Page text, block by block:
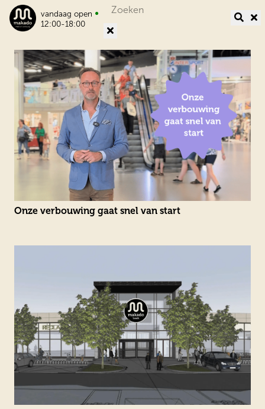
vandaag open •
12:00-18:00
Onze verbouwing gaat snel van start